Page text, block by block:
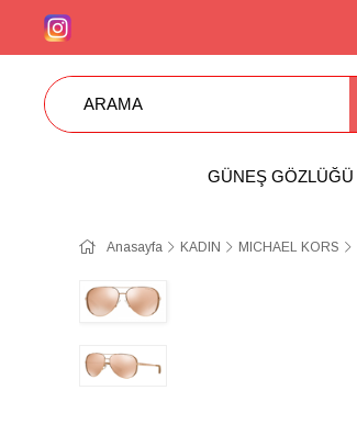
GÜNEŞ GÖZLÜĞÜ
Anasayfa KADIN MICHAEL KORS